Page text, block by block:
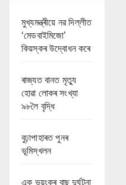
মুখ্যমন্ত্ৰীয়ে নৱ দিল্লীত
‘মেডবাইমিজো’
কিয়স্কৰ উদ্বোধন কৰে
ৰাজ্যত বানত মৃত্যু
হোৱা লোকৰ সংখ্যা
৯৮লৈ বৃদ্ধি
বুঢ়াপাহাৰত পুনৰ
ভূমিস্খলন
এক ভয়ংকৰ বাছ দুৰ্ঘটনা